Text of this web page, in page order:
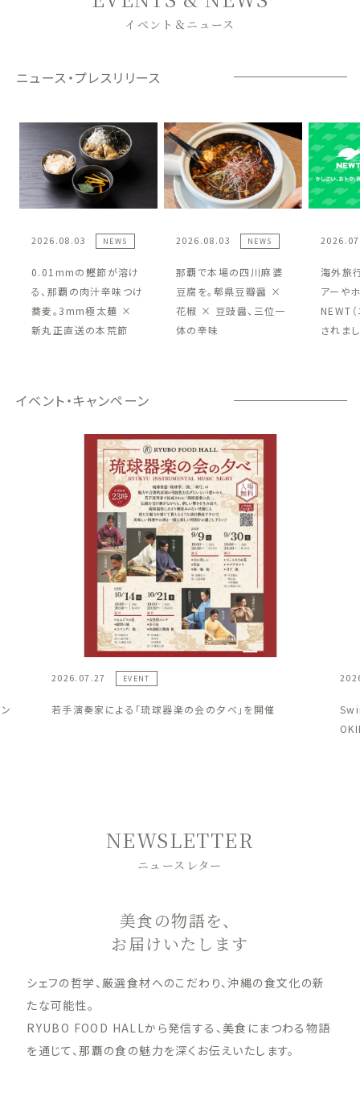
イベント＆ニュース
ニュース・プレスリリース
2026.08.03 NEWS
0.01mmの鰹節が溶け
る、那覇の肉汁辛味つけ
蕎麦。3mm極太麺 ×
新丸正直送の本荒節
2026.08.03 NEWS
那覇で本場の四川麻婆
豆腐を。郫県豆瓣醤 ×
花椒 × 豆豉醤、三位一
体の辛味
海外旅
アーや
NEWT
されま
イベント・キャンペーン
2026.07.27 EVENT
若手演奏家による「琉球器楽の会の夕べ」を開催
NEWSLETTER
ニュースレター
美食の物語を、
お届けいたします
シェフの哲学、厳選食材へのこだわり、沖縄の食文化の新
たな可能性。
RYUBO FOOD HALLから発信する、美食にまつわる物語
を通じて、那覇の食の魅力を深くお伝えいたします。